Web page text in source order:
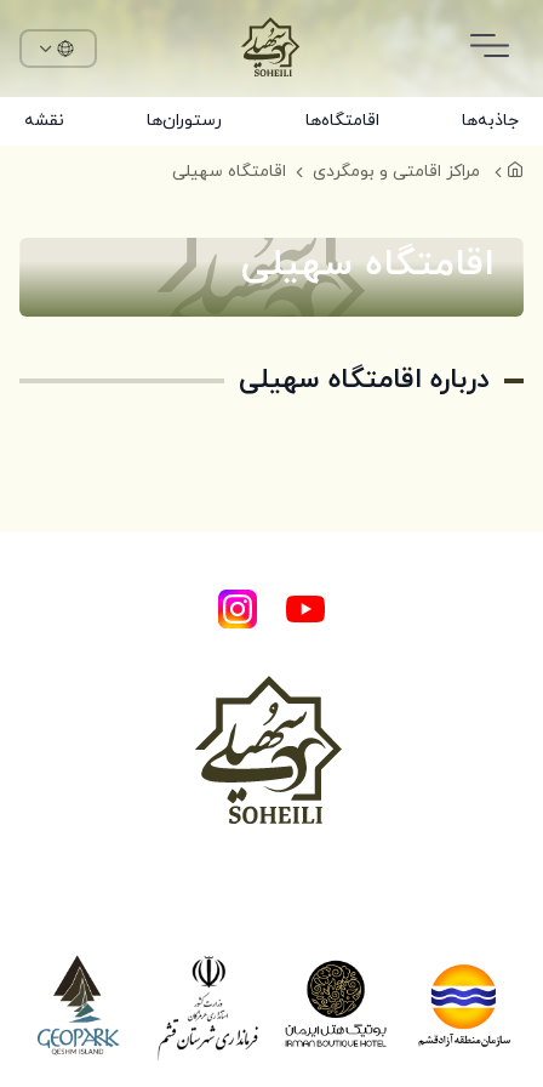
جاذبه‌ها اقامتگاه‌ها رستوران‌ها نقشه
مراکز اقامتی و بومگردی اقامتگاه سهیلی
اقامتگاه سهیلی
درباره اقامتگاه سهیلی